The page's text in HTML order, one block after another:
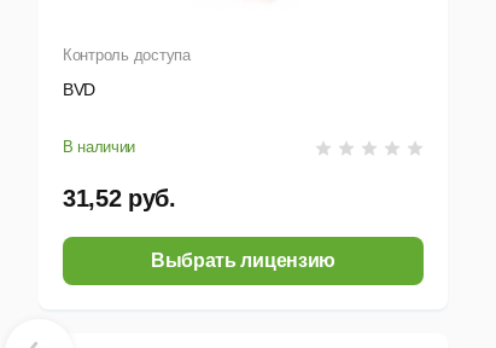
Контроль доступа
BVD
В наличии
31,52 руб.
Выбрать лицензию